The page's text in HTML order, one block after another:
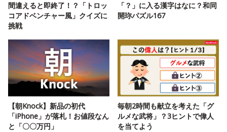
間違えると即終了！？「トロッ
コアドベンチャー風」クイズに
挑戦
「？」に入る漢字はなに？和同
開珎パズル167
【朝Knock】新品の初代
「iPhone」が落札！お値段なん
と「〇〇万円」
毎朝2時間も献立を考えた「グ
ルメな武将」？3ヒントで偉人
を当てよう